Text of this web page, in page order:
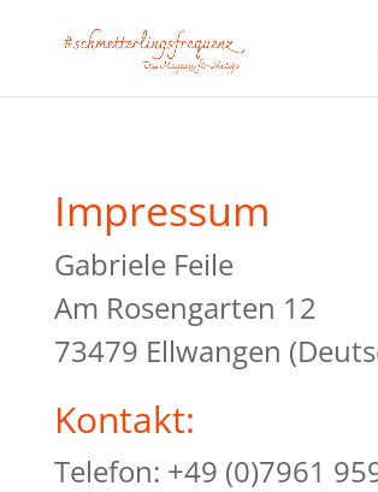
Impressum
Gabriele Feile
Am Rosengarten 12
73479 Ellwangen
Kontakt:
Telefon: +49 (0)7961